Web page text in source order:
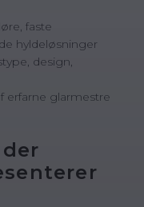
faste
hyldeløsninger
design,
erfarne glarmestre